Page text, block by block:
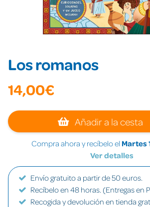
Los romanos
14,00€
Añadir a la cesta
Compra ahora y recíbelo el Martes
Ver detalles
Envío gratuito a partir de 50 euros.
Recíbelo en 48 horas. (Entregas en
Recogida y devolución en tienda